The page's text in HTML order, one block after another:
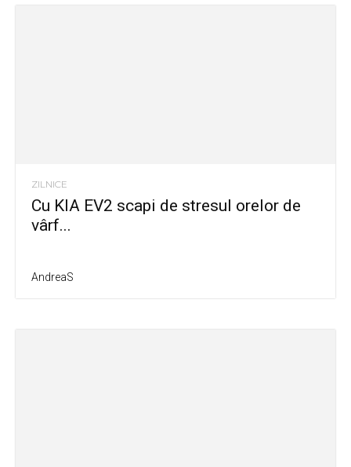
ZILNICE
Cu KIA EV2 scapi de stresul orelor de
vârf...
AndreaS